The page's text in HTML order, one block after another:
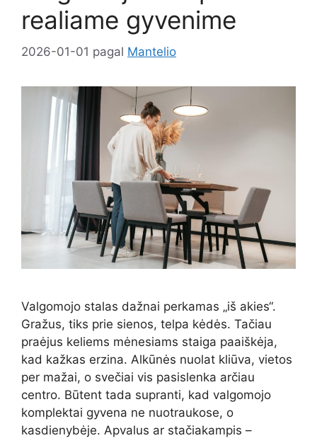
realiame gyvenime
2026-01-01 pagal Mantelio
Valgomojo stalas dažnai perkamas „iš akies“.
Gražus, tiks prie sienos, telpa kėdės. Tačiau
praėjus keliems mėnesiams staiga paaiškėja,
kad kažkas erzina. Alkūnės nuolat kliūva, vietos
per mažai, o svečiai vis pasislenka arčiau
centro. Būtent tada supranti, kad valgomojo
komplektai gyvena ne nuotraukose, o
kasdienybėje. Apvalus ar stačiakampis –